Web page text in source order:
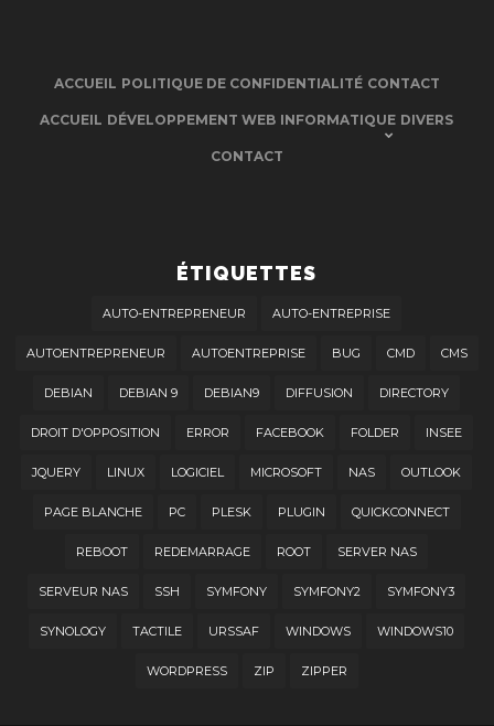
ACCUEIL POLITIQUE DE CONFIDENTIALITÉ CONTACT
ACCUEIL DÉVELOPPEMENT WEB INFORMATIQUE DIVERS
CONTACT
ÉTIQUETTES
AUTO-ENTREPRENEUR AUTO-ENTREPRISE
AUTOENTREPRENEUR AUTOENTREPRISE BUG CMD CMS
DEBIAN DEBIAN 9 DEBIAN9 DIFFUSION DIRECTORY
DROIT D'OPPOSITION ERROR FACEBOOK FOLDER INSEE
JQUERY LINUX LOGICIEL MICROSOFT NAS OUTLOOK
PAGE BLANCHE PC PLESK PLUGIN QUICKCONNECT
REBOOT REDEMARRAGE ROOT SERVER NAS
SERVEUR NAS SSH SYMFONY SYMFONY2 SYMFONY3
SYNOLOGY TACTILE URSSAF WINDOWS WINDOWS10
WORDPRESS ZIP ZIPPER